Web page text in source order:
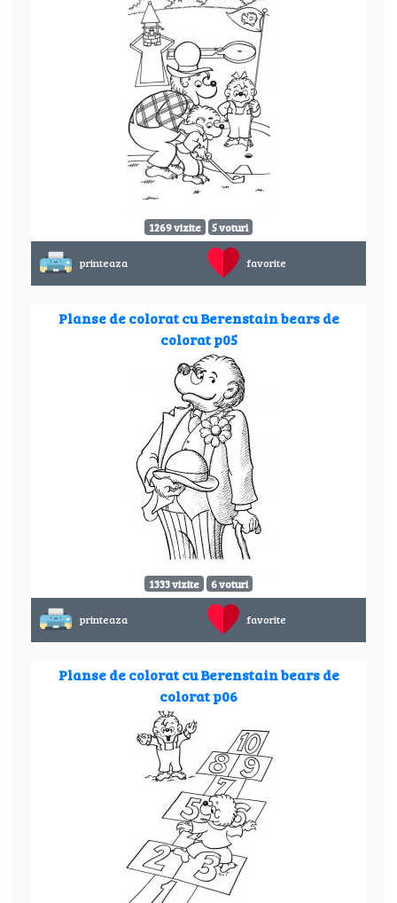
1269 vizite 5 voturi
printeaza favorite
Planse de colorat cu Berenstain bears de
colorat p05
1333 vizite 6 voturi
printeaza favorite
Planse de colorat cu Berenstain bears de
colorat p06